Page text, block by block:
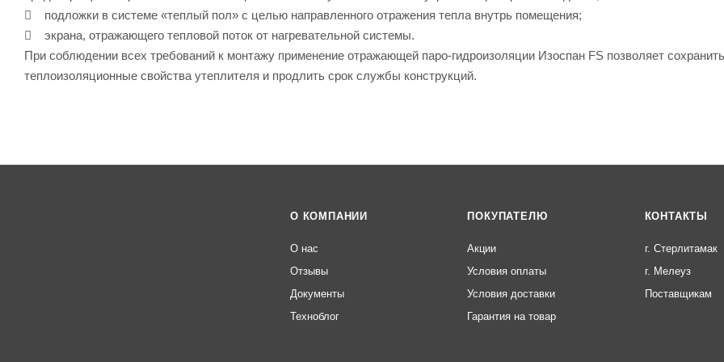
 подложки в системе «теплый пол» с целью направленного отражения тепла внутрь помещения;
 экрана, отражающего тепловой поток от нагревательной системы.
При соблюдении всех требований к монтажу применение отражающей паро-гидроизоляции Изоспан FS позволяет сохранить
теплоизоляционные свойства утеплителя и продлить срок службы конструкций.
О КОМПАНИИ
О нас
Отзывы
Документы
Техноблог
ПОКУПАТЕЛЮ
Акции
Условия оплаты
Условия доставки
Гарантия на товар
КОНТАКТЫ
г. Стерлитамак
г. Мелеуз
Поставщикам